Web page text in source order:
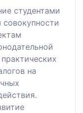
студентами
совокупности
на